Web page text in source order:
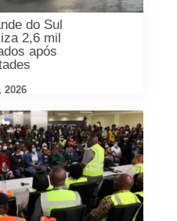
do Sul
2,6 mil
após
2026